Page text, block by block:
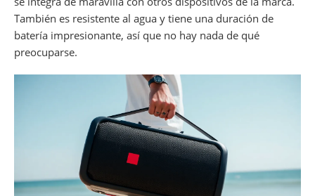
También es resistente al agua y tiene una duración de
batería impresionante, así que no hay nada de qué
preocuparse.